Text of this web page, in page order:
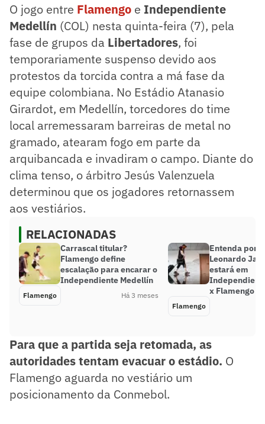
O jogo entre Flamengo e Independiente
Medellín (COL) nesta quinta-feira (7), pela
fase de grupos da Libertadores, foi
temporariamente suspenso devido aos
protestos da torcida contra a má fase da
equipe colombiana. No Estádio Atanasio
Girardot, em Medellín, torcedores do time
local arremessaram barreiras de metal no
gramado, atearam fogo em parte da
arquibancada e invadiram o campo. Diante do
clima tenso, o árbitro Jesús Valenzuela
determinou que os jogadores retornassem
aos vestiários.
RELACIONADAS
Carrascal titular?
Flamengo define
escalação para encarar o
Independiente Medellín
Flamengo Há 3 meses
Entenda por
Leonardo
estará em
x Flamengo
Flamengo
Para que a partida seja retomada, as
autoridades tentam evacuar o estádio. O
Flamengo aguarda no vestiário um
posicionamento da Conmebol.